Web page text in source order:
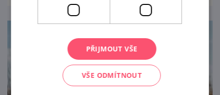
PŘIJMOUT VŠE
VŠE ODMÍTNOUT